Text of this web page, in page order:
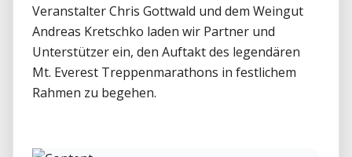
Veranstalter Chris Gottwald und dem Weingut
Andreas Kretschko laden wir Partner und
Unterstützer ein, den Auftakt des legendären
Mt. Everest Treppenmarathons in festlichem
Rahmen zu begehen.